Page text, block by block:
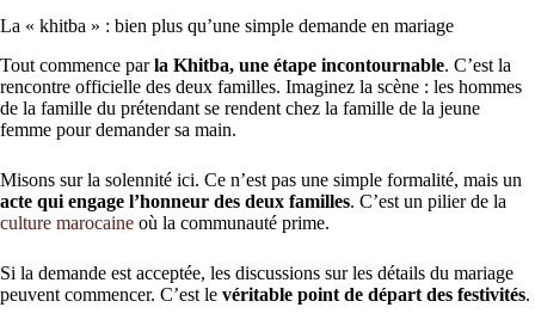
La « khitba » : bien plus qu’une simple demande en mariage
Tout commence parla Khitba, une étape incontournable. C’est la
rencontre officielle des deux familles. Imaginez la scène : les hommes
de la famille du prétendant se rendent chez la famille de la jeune
femme pour demander sa main.
Misons sur la solennité ici. Ce n’est pas une simple formalité, mais un
acte qui engage l’honneur des deux familles. C’est un pilier de la
culture marocaine où la communauté prime.
Si la demande est acceptée, les discussions sur les détails du mariage
peuvent commencer. C’est le véritable point de départ des festivités.